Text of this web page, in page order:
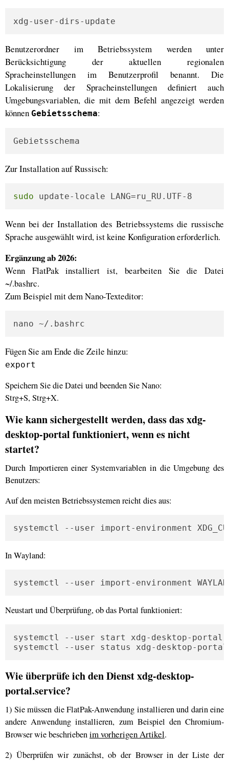
xdg-user-dirs-update
Benutzerordner im Betriebssystem werden unter
Berücksichtigung der aktuellen regionalen
Spracheinstellungen im Benutzerprofil benannt. Die
Lokalisierung der Spracheinstellungen definiert auch
Umgebungsvariablen, die mit dem Befehl angezeigt werden
können Gebietsschema:
Gebietsschema
Zur Installation auf Russisch:
sudo update-locale LANG=ru_RU.UTF-8
Wenn bei der Installation des Betriebssystems die russische
Sprache ausgewählt wird, ist keine Konfiguration erforderlich.
Ergänzung ab 2026:
Wenn FlatPak installiert ist, bearbeiten Sie die Datei
~/.bashrc.
Zum Beispiel mit dem Nano-Texteditor:
nano ~/.bashrc
Fügen Sie am Ende die Zeile hinzu:
export
Speichern Sie die Datei und beenden Sie Nano:
Strg+S, Strg+X.
Wie kann sichergestellt werden, dass das xdg-
desktop-portal funktioniert, wenn es nicht
startet?
Durch Importieren einer Systemvariablen in die Umgebung des
Benutzers:
Auf den meisten Betriebssystemen reicht dies aus:
systemctl --user import-environment
In Wayland:
systemctl --user import-environment
Neustart und Überprüfung, ob das Portal funktioniert:
systemctl --user start xdg-desktop-
systemctl --user status xdg-desktop-
Wie überprüfe ich den Dienst xdg-desktop-
portal.service?
1) Sie müssen die FlatPak-Anwendung installieren und darin eine
andere Anwendung installieren, zum Beispiel den Chromium-
Browser wie beschriebenim vorherigen Artikel.
2) Überprüfen wir zunächst, ob der Browser in der Liste der